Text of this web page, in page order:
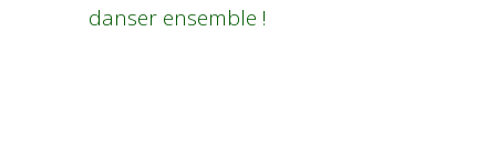
danser ensemble !